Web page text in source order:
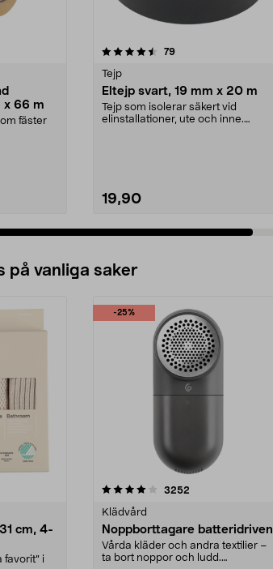
x 66 m
fäster
79recensioner
Tejp
Eltejp svart, 19 mm x 20 m
Tejp som isolerar säkert vid
elinstallationer, ute och inne.
19,90
4.5 av 5 stjärnor
på vanliga saker
cm, 4-
i
-25%
3252
Klädvård
Noppborttagare batteridriven
Vårda kläder och andra textilier –
ta bort noppor och ludd.
4.5av 5 stjärnor